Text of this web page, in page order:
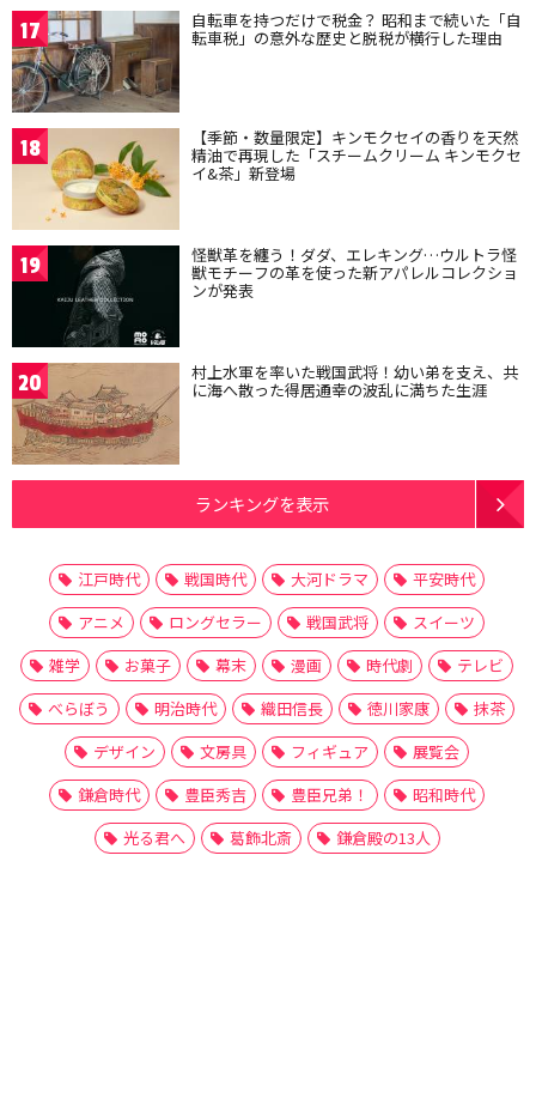
17 自転車を持つだけで税金？ 昭和まで続いた「自
転車税」の意外な歴史と脱税が横行した理由
18 【季節・数量限定】キンモクセイの香りを天然
精油で再現した「スチームクリーム キンモクセ
イ&茶」新登場
19 怪獣革を纏う！ダダ、エレキング…ウルトラ怪
獣モチーフの革を使った新アパレルコレクショ
ンが発表
20 村上水軍を率いた戦国武将！幼い弟を支え、共
に海へ散った得居通幸の波乱に満ちた生涯
ランキングを表示
江戸時代 戦国時代 大河ドラマ
平安時代
アニメ
ロングセラー 戦国武将
スイーツ
雑学
お菓子 幕末 漫画 時代劇
テレビ
べらぼう
明治時代 織田信長 徳川家康
抹茶
デザイン
文房具 フィギュア
展覧会
鎌倉時代
豊臣秀吉 豊臣兄弟！
昭和時代
光る君へ
葛飾北斎 鎌倉殿の13人